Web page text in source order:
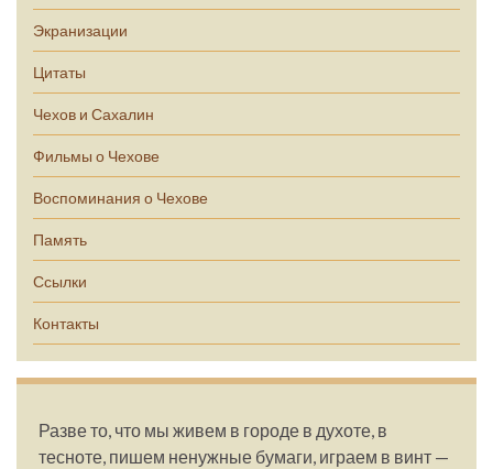
Экранизации
Цитаты
Чехов и Сахалин
Фильмы о Чехове
Воспоминания о Чехове
Память
Ссылки
Контакты
Разве то, что мы живем в городе в духоте, в
тесноте, пишем ненужные бумаги, играем в винт —